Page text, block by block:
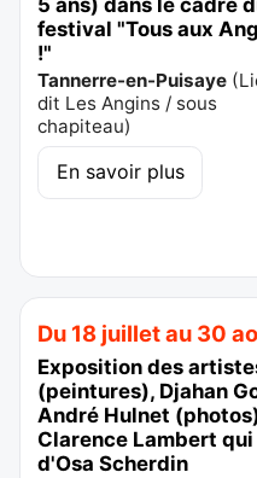
festival "Tous aux
!"
Tannerre-en-Puisaye (
dit Les Angins / sous
chapiteau)
En savoir plus
Du 18 juillet au 30
Exposition des
(peintures), Djahan
André Hulnet
Clarence Lambert
d'Osa Scherdin